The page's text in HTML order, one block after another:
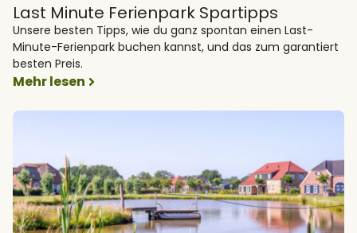
Last Minute Ferienpark Spartipps
Unsere besten Tipps, wie du ganz spontan einen Last-
Minute-Ferienpark buchen kannst, und das zum garantiert
besten Preis.
Mehr lesen